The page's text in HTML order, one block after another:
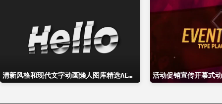
清新风格和现代文字动画懒人图库精选AE模板